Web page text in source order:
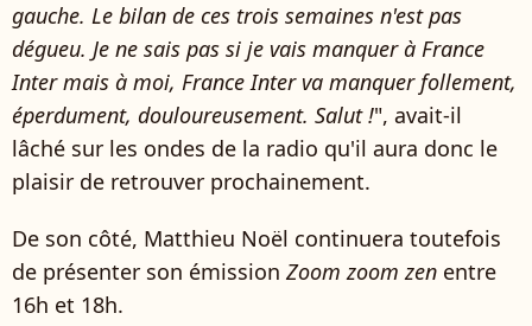
gauche. Le bilan de ces trois semaines n'est pas
dégueu. Je ne sais pas si je vais manquer à France
Inter mais à moi, France Inter va manquer follement,
éperdument, douloureusement. Salut !", avait-il
lâché sur les ondes de la radio qu'il aura donc le
plaisir de retrouver prochainement.
De son côté, Matthieu Noël continuera toutefois
de présenter son émission Zoom zoom zen entre
16h et 18h.